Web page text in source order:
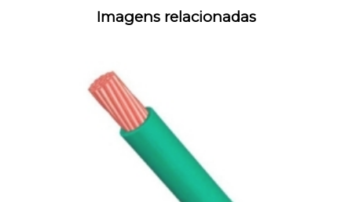
Imagens relacionadas